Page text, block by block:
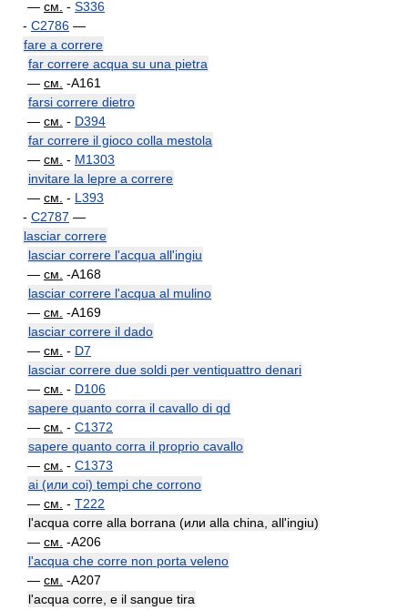
— см. - S336
- C2786 —
fare a correre
far correre acqua su una pietra
— см. -A161
farsi correre dietro
— см. - D394
far correre il gioco colla mestola
— см. - M1303
invitare la lepre a correre
— см. - L393
- C2787 —
lasciar correre
lasciar correre l'acqua all'ingiu
— см. -A168
lasciar correre l'acqua al mulino
— см. -A169
lasciar correre il dado
— см. - D7
lasciar correre due soldi per ventiquattro denari
— см. - D106
sapere quanto corra il cavallo di qd
— см. - C1372
sapere quanto corra il proprio cavallo
— см. - C1373
ai (или coi) tempi che corrono
— см. - T222
l'acqua corre alla borrana (или alla china, all'ingiu)
— см. -A206
l'acqua che corre non porta veleno
— см. -A207
l'acqua corre, e il sangue tira